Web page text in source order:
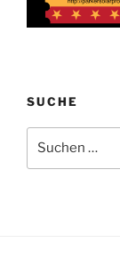
SUCHE
nach: